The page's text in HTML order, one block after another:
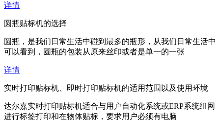
详情
圆瓶贴标机的选择
圆瓶，是我们日常生活中碰到最多的瓶形，从我们日常生活中
可以看到，圆瓶的包装从原来丝印或者是单一的一张
详情
实时打印贴标机、即时打印贴标机的适用范围以及使用环境
达尔嘉实时打印贴标机适合与用户自动化系统或ERP系统组网
进行标签打印和在物体贴标，要求用户必须有电脑